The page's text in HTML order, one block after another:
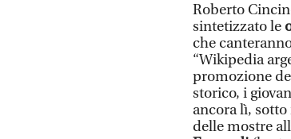
Roberto
sintetizzato le
che
“Wikipedia
promozione
storico, i
ancora lì,
delle mostre